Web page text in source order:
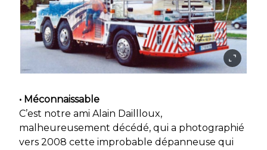
• Méconnaissable
C’est notre ami Alain Daillloux,
malheureusement décédé, qui a photographié
vers 2008 cette improbable dépanneuse qui